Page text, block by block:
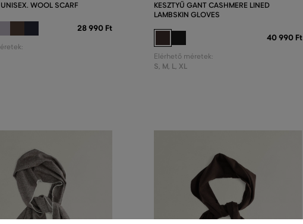
WOOL SCARF
28 990 Ft
KESZTYŰ GANT CASHMERE LINED
LAMBSKIN GLOVES
40 990 Ft
Elérhető méretek:
S, M, L, XL